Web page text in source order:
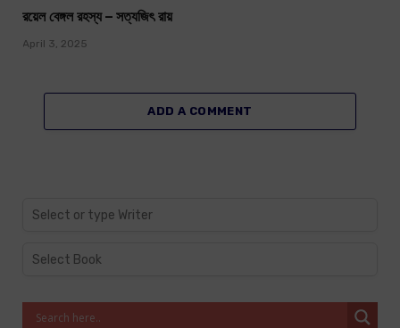
রয়েল বেঙ্গল রহস্য – সত্যজিৎ রায়
April 3, 2025
ADD A COMMENT